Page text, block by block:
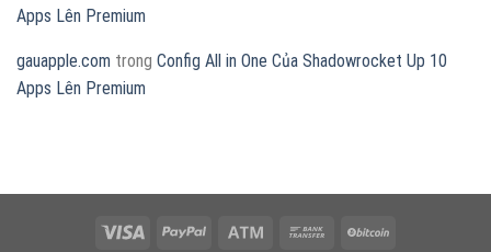
Apps Lên Premium
gauapple.com trong Config All in One Của Shadowrocket Up 10
Apps Lên Premium